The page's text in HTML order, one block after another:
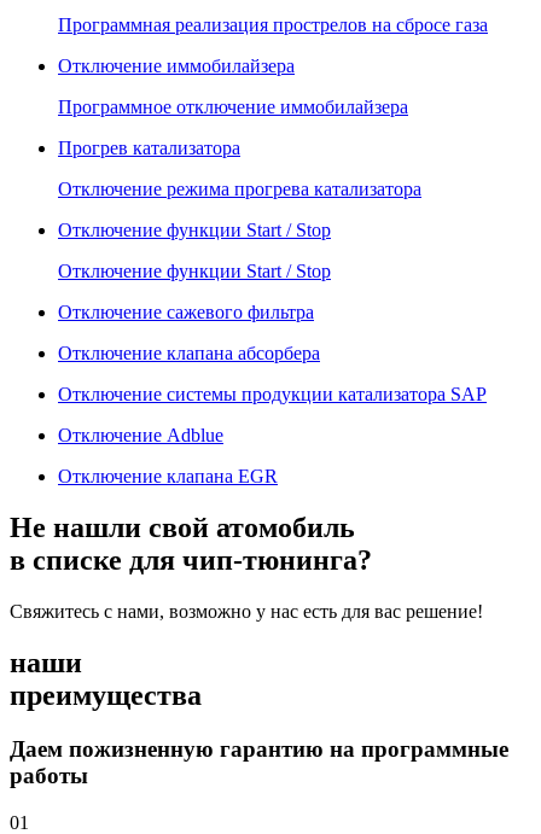
Программная реализация прострелов на сбросе газа
Отключение иммобилайзера
Программное отключение иммобилайзера
Прогрев катализатора
Отключение режима прогрева катализатора
Отключение функции Start / Stop
Отключение функции Start / Stop
Отключение сажевого фильтра
Отключение клапана абсорбера
Отключение системы продукции катализатора SAP
Отключение Adblue
Отключение клапана EGR
Не нашли свой атомобиль
в списке для чип-тюнинга?
Свяжитесь с нами, возможно у нас есть для вас решение!
наши
преимущества
Даем пожизненную гарантию на программные
работы
01